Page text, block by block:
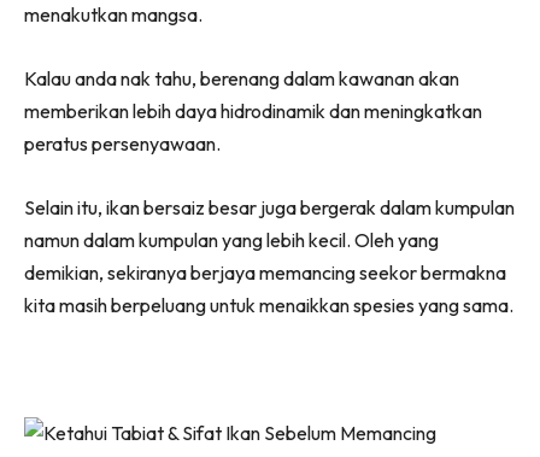
menakutkan mangsa.
Kalau anda nak tahu, berenang dalam kawanan akan
memberikan lebih daya hidrodinamik dan meningkatkan
peratus persenyawaan.
Selain itu, ikan bersaiz besar juga bergerak dalam kumpulan
namun dalam kumpulan yang lebih kecil. Oleh yang
demikian, sekiranya berjaya memancing seekor bermakna
kita masih berpeluang untuk menaikkan spesies yang sama.